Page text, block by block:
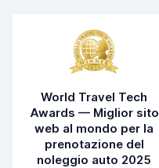
World Travel Tech
Awards — Miglior sito
web al mondo per la
prenotazione del
noleggio auto 2025